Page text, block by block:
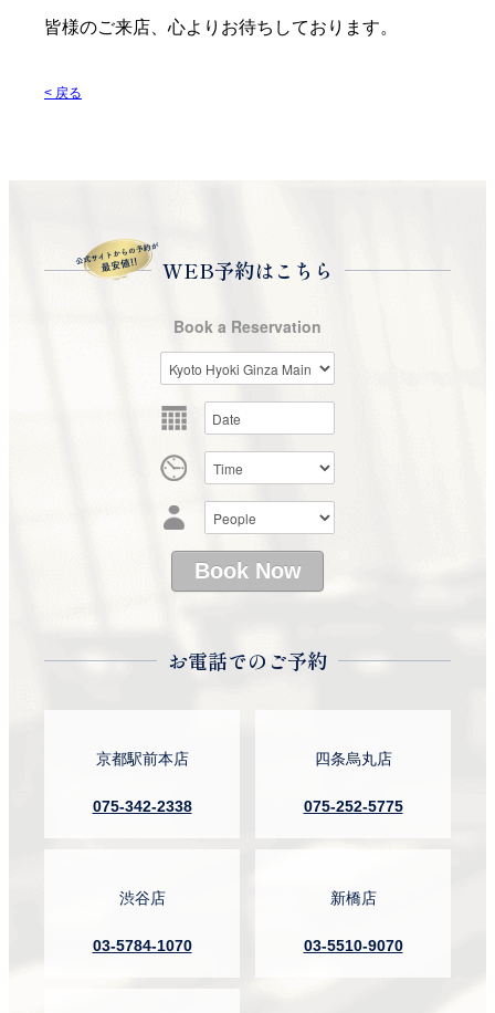
皆様のご来店、心よりお待ちしております。
< 戻る
WEB予約はこちら
Book a Reservation
お電話でのご予約
京都駅前本店
075-342-2338
四条烏丸店
075-252-5775
渋谷店
03-5784-1070
新橋店
03-5510-9070